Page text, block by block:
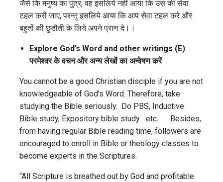
जैसे कि मनुष्य का पुत्र, वह इसलिये नहीं आया कि उस की सेवा
टहल करी जाए, परन्तु इसलिये आया कि आप सेवा टहल करे और
बहुतों की छुडौती के लिये अपने प्राण दे।।
Explore God’s Word and other writings (E)
परमेश्वर के वचन और अन्य लेखों का अन्वेषण करें
You cannot be a good Christian disciple if you are not
knowledgeable of God’s Word. Therefore, take
studying the Bible seriously. Do PBS, Inductive
Bible study, Expository bible study etc. Besides,
from having regular Bible reading time, followers are
encouraged to enroll in Bible or theology classes to
become experts in the Scriptures.
“All Scripture is breathed out by God and profitable